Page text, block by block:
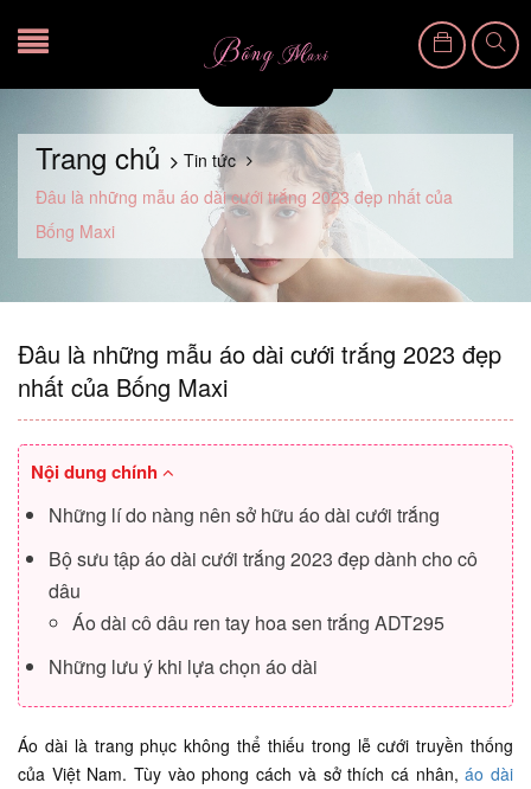
Trang chủ
Tin tức
Đâu là những mẫu áo dài cưới trắng 2023 đẹp nhất của
Bống Maxi
Đâu là những mẫu áo dài cưới trắng 2023 đẹp
nhất của Bống Maxi
Nội dung chính
Những lí do nàng nên sở hữu áo dài cưới trắng
Bộ sưu tập áo dài cưới trắng 2023 đẹp dành cho cô
dâu
Áo dài cô dâu ren tay hoa sen trắng ADT295
Những lưu ý khi lựa chọn áo dài
Áo dài là trang phục không thể thiếu trong lễ cưới truyền thống
của Việt Nam. Tùy vào phong cách và sở thích cá nhân,áo dài